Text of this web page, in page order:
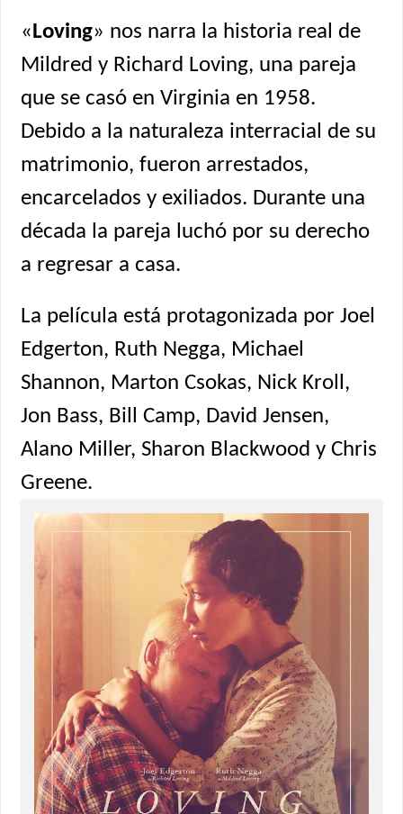
« Loving» nos narra la historia real de
Mildred y Richard Loving, una pareja
que se casó en Virginia en 1958.
Debido a la naturaleza interracial de su
matrimonio, fueron arrestados,
encarcelados y exiliados. Durante una
década la pareja luchó por su derecho
a regresar a casa.
La película está protagonizada por Joel
Edgerton, Ruth Negga, Michael
Shannon, Marton Csokas, Nick Kroll,
Jon Bass, Bill Camp, David Jensen,
Alano Miller, Sharon Blackwood y Chris
Greene.